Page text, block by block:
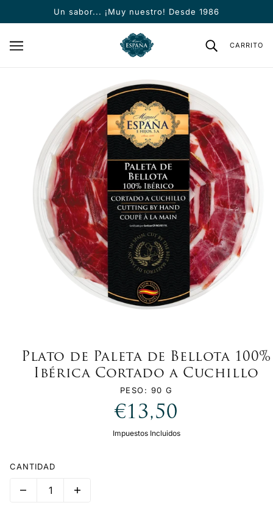
Un sabor... ¡Muy nuestro! Desde 1986
CARRITO
Plato de Paleta de Bellota 100%
Ibérica Cortado a Cuchillo
PESO: 90 G
€13,50
Impuestos Incluidos
CANTIDAD